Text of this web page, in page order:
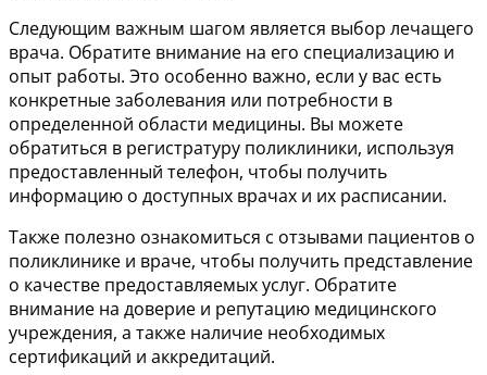
Следующим важным шагом является выбор лечащего
врача. Обратите внимание на его специализацию и
опыт работы. Это особенно важно, если у вас есть
конкретные заболевания или потребности в
определенной области медицины. Вы можете
обратиться в регистратуру поликлиники, используя
предоставленный телефон, чтобы получить
информацию о доступных врачах и их расписании.
Также полезно ознакомиться с отзывами пациентов о
поликлинике и враче, чтобы получить представление
о качестве предоставляемых услуг. Обратите
внимание на доверие и репутацию медицинского
учреждения, а также наличие необходимых
сертификаций и аккредитаций.